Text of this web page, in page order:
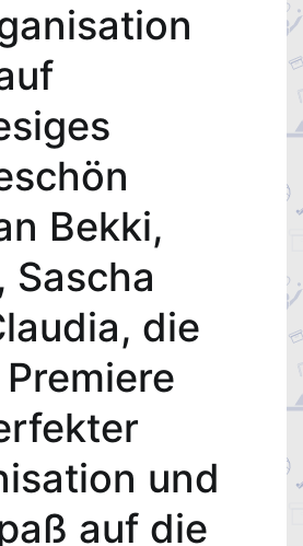
Bekki,
Sascha
die
und
auf die